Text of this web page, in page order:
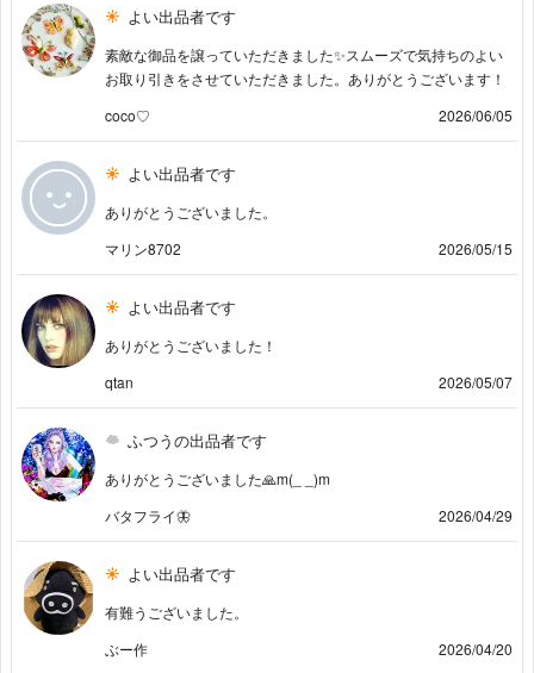
よい出品者です
素敵な御品を譲っていただきました✨️スムーズで気持ちのよい
お取り引きをさせていただきました。ありがとうございます！
coco♡
2026/06/05
よい出品者です
ありがとうございました。
マリン8702
2026/05/15
よい出品者です
ありがとうございました！
qtan
2026/05/07
ふつうの出品者です
ありがとうございました🙏m(_ _)m
バタフライ🦋
2026/04/29
よい出品者です
有難うございました。
ぶー作
2026/04/20